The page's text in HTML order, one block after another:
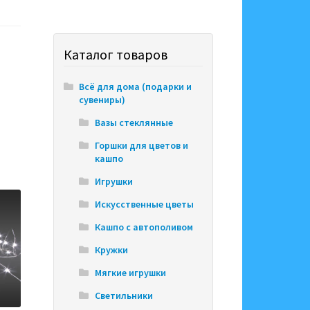
Каталог товаров
Всё для дома (подарки и
сувениры)
Вазы стеклянные
Горшки для цветов и
кашпо
Игрушки
Искусственные цветы
Кашпо с автополивом
Кружки
Мягкие игрушки
Светильники